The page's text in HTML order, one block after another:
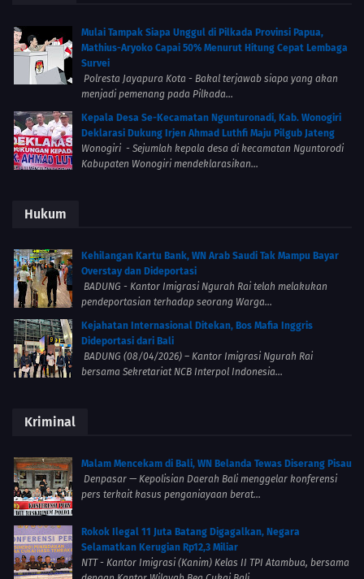
Mulai Tampak Siapa Unggul di Pilkada Provinsi Papua,
Mathius-Aryoko Capai 50% Menurut Hitung Cepat Lembaga
Survei
Polresta Jayapura Kota - Bakal terjawab siapa yang akan
menjadi pemenang pada Pilkada...
Kepala Desa Se-Kecamatan Ngunturonadi, Kab. Wonogiri
Deklarasi Dukung Irjen Ahmad Luthfi Maju Pilgub Jateng
Wonogiri - Sejumlah kepala desa di kecamatan Nguntorodi
Kabupaten Wonogiri mendeklarasikan...
Hukum
Kehilangan Kartu Bank, WN Arab Saudi Tak Mampu Bayar
Overstay dan Dideportasi
BADUNG - Kantor Imigrasi Ngurah Rai telah melakukan
pendeportasian terhadap seorang Warga...
Kejahatan Internasional Ditekan, Bos Mafia Inggris
Dideportasi dari Bali
BADUNG (08/04/2026) – Kantor Imigrasi Ngurah Rai
bersama Sekretariat NCB Interpol Indonesia...
Kriminal
Malam Mencekam di Bali, WN Belanda Tewas Diserang Pisau
Denpasar — Kepolisian Daerah Bali menggelar konferensi
pers terkait kasus penganiayaan berat...
Rokok Ilegal 11 Juta Batang Digagalkan, Negara
Selamatkan Kerugian Rp12,3 Miliar
NTT - Kantor Imigrasi (Kanim) Kelas II TPI Atambua, bersama